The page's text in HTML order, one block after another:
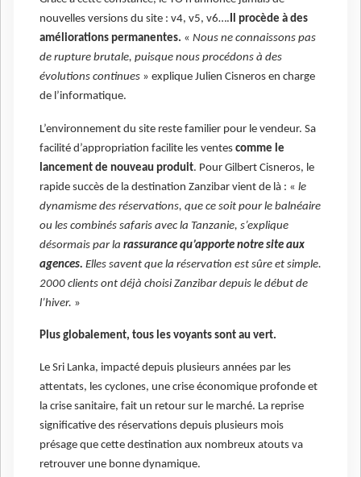
nouvelles versions du site : v4, v5, v6….Il procède à des
améliorations permanentes. « Nous ne connaissons pas
de rupture brutale, puisque nous procédons à des
évolutions continues » explique Julien Cisneros en charge
de l’informatique.
L’environnement du site reste familier pour le vendeur. Sa
facilité d’appropriation facilite les ventes comme le
lancement de nouveau produit. Pour Gilbert Cisneros, le
rapide succès de la destination Zanzibar vient de là : « le
dynamisme des réservations, que ce soit pour le balnéaire
ou les combinés safaris avec la Tanzanie, s’explique
désormais par la rassurance qu’apporte notre site aux
agences. Elles savent que la réservation est sûre et simple.
2000 clients ont déjà choisi Zanzibar depuis le début de
l’hiver. »
Plus globalement, tous les voyants sont au vert.
Le Sri Lanka, impacté depuis plusieurs années par les
attentats, les cyclones, une crise économique profonde et
la crise sanitaire, fait un retour sur le marché. La reprise
significative des réservations depuis plusieurs mois
présage que cette destination aux nombreux atouts va
retrouver une bonne dynamique.